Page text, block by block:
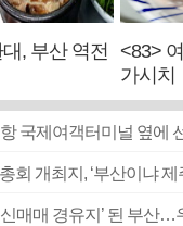
, 부산 역전
<83>
가시치
국제여객터미널 옆에
회 개최지, ‘부산이냐 제
매매 경유지’ 된 부산…